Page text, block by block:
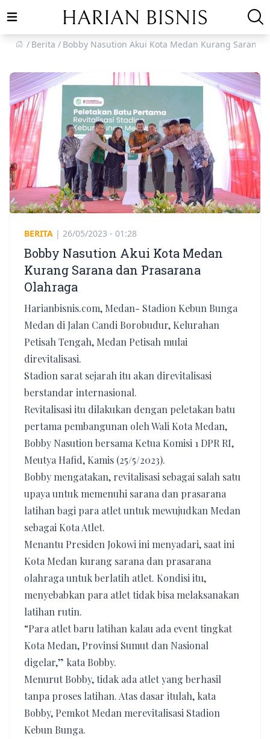
Open main menu
Berita
Bobby Nasution Akui Kota Medan Kurang Sarana
BERITA | 26/05/2023 - 01:28
Bobby Nasution Akui Kota Medan
Kurang Sarana dan Prasarana
Olahraga
Harianbisnis.com, Medan- Stadion Kebun Bunga
Medan di Jalan Candi Borobudur, Kelurahan
Petisah Tengah, Medan Petisah mulai
direvitalisasi.
Stadion sarat sejarah itu akan direvitalisasi
berstandar internasional.
Revitalisasi itu dilakukan dengan peletakan batu
pertama pembangunan oleh Wali Kota Medan,
Bobby Nasution bersama Ketua Komisi 1 DPR RI,
Meutya Hafid, Kamis (25/5/2023).
Bobby mengatakan, revitalisasi sebagai salah satu
upaya untuk memenuhi sarana dan prasarana
latihan bagi para atlet untuk mewujudkan Medan
sebagai Kota Atlet.
Menantu Presiden Jokowi ini menyadari, saat ini
Kota Medan kurang sarana dan prasarana
olahraga untuk berlatih atlet. Kondisi itu,
menyebabkan para atlet tidak bisa melaksanakan
latihan rutin.
“Para atlet baru latihan kalau ada event tingkat
Kota Medan, Provinsi Sumut dan Nasional
digelar,” kata Bobby.
Menurut Bobby, tidak ada atlet yang berhasil
tanpa proses latihan. Atas dasar itulah, kata
Bobby, Pemkot Medan merevitalisasi Stadion
Kebun Bunga.